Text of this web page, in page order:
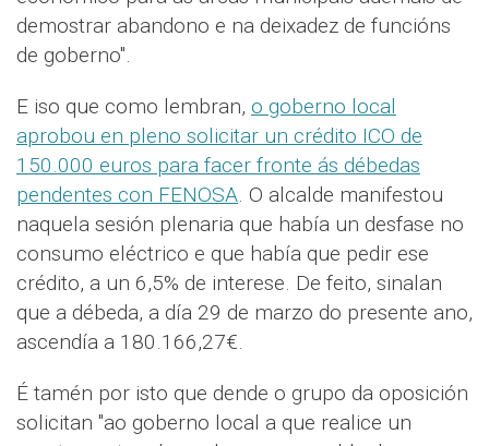
demostrar abandono e na deixadez de funcións
de goberno".
E iso que como lembran, o goberno local
aprobou en pleno solicitar un crédito ICO de
150.000 euros para facer fronte ás débedas
pendentes con FENOSA. O alcalde manifestou
naquela sesión plenaria que había un desfase no
consumo eléctrico e que había que pedir ese
crédito, a un 6,5% de interese. De feito, sinalan
que a débeda, a día 29 de marzo do presente ano,
ascendía a 180.166,27€.
É tamén por isto que dende o grupo da oposición
solicitan "ao goberno local a que realice un